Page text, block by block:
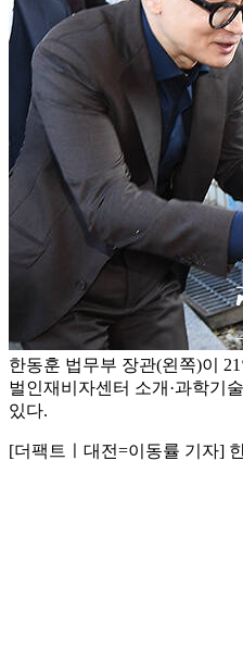
한동훈 법무부 장관(왼쪽)이
벌인재비자센터 소개·과학기
있다.
[더팩트ㅣ대전=이동률 기자]